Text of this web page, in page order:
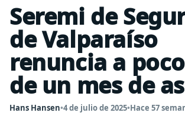
Seremi de
de Valparaíso
renuncia a
de un mes de
Hans Hansen•4 de julio de 2025•Hace 57